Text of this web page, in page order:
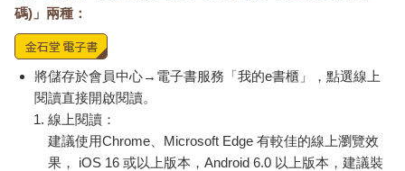
碼)」兩種：
將儲存於會員中心→電子書服務「我的e書櫃」，點選線上
閱讀直接開啟閱讀。
線上閱讀：
建議使用Chrome、Microsoft Edge 有較佳的線上瀏覽效
果， iOS 16 或以上版本，Android 6.0 以上版本，建議裝